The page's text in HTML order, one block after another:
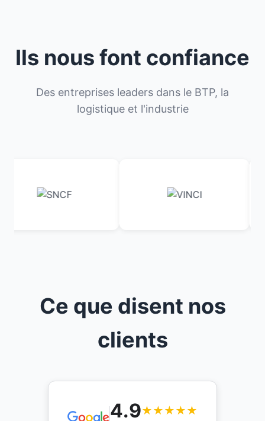
Ils nous font confiance
Des entreprises leaders dans le BTP, la
logistique et l'industrie
Ce que disent nos
clients
4.9★★★★★